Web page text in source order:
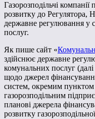
Газорозподільчі
розвитку до Регулятора,
державне регулювання у
послуг.
Як пише сайт «
здійснює державне
комунальних послуг
щодо джерел
систем, окремим пунктом
газорозподільним
планові джерела
розвитку